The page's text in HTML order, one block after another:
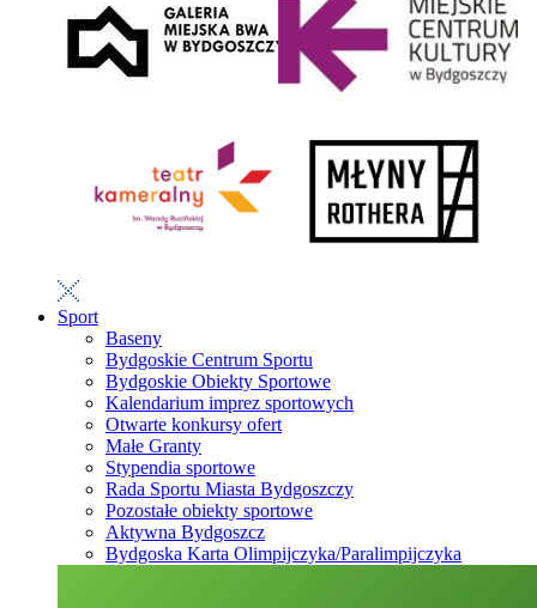
Sport
Baseny
Bydgoskie Centrum Sportu
Bydgoskie Obiekty Sportowe
Kalendarium imprez sportowych
Otwarte konkursy ofert
Małe Granty
Stypendia sportowe
Rada Sportu Miasta Bydgoszczy
Pozostałe obiekty sportowe
Aktywna Bydgoszcz
Bydgoska Karta Olimpijczyka/Paralimpijczyka